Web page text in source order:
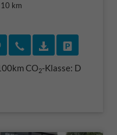
10 km
Rückruf vereinbaren
Wir rufen Sie an
CO2-Klasse: D